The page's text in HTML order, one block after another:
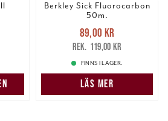
Berkley Sick Fluorocarbon
50m.
Nuvarande pris
89,00 krTidigare pris
119,00 kr
89,00 kr
119,00 kr
FINNS I LAGER.
LÄS MER